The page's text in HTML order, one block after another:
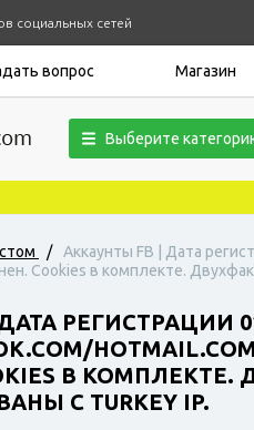
социальных сетей
вопрос Магазин
Выберите
/
Аккаунты FB | Дата
Cookies в комплекте.
РЕГИСТРАЦИИ
В
С TURKEY IP.